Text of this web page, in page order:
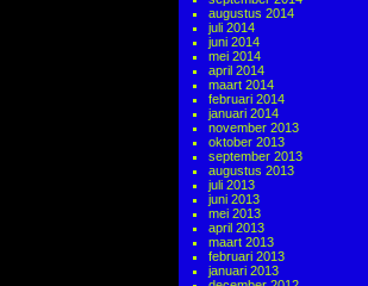
augustus 2014
juli 2014
juni 2014
mei 2014
april 2014
maart 2014
februari 2014
januari 2014
november 2013
oktober 2013
september 2013
augustus 2013
juli 2013
juni 2013
mei 2013
april 2013
maart 2013
februari 2013
januari 2013